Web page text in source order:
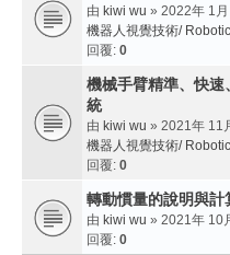
由 kiwi wu » 2022年 1
機器人視覺技術/
回覆: 0
機械手臂精準、快
統
由 kiwi wu » 2021年 11
機器人視覺技術/
回覆: 0
轉動慣量的說明與計
由 kiwi wu » 2021年 10
回覆: 0